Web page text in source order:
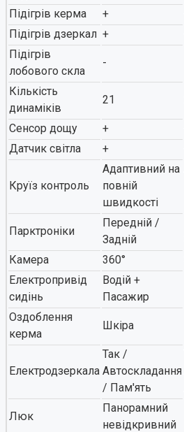
Підігрів керма +
Підігрів дзеркал +
Підігрів
лобового скла
-
Кількість
динаміків
21
Сенсор дощу +
Датчик світла
+
Круїз контроль
Адаптивний на
повній
швидкості
Парктроніки
Передній /
Задній
Камера
360°
Електропривід
сидінь
Водій +
Пасажир
Оздоблення
керма
Шкіра
Електродзеркала
Так /
Автоскладання
/ Пам'ять
Люк
Панорамний
невідкривний